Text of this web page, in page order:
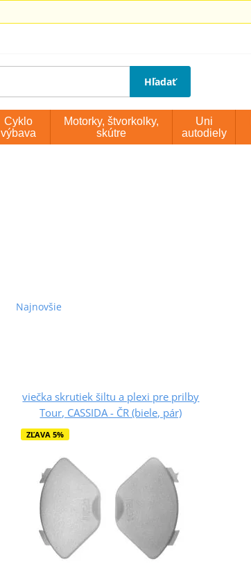
Hľadať
Cyklo
výbava
Motorky, štvorkolky,
skútre
Uni
autodiely
Najnovšie
viečka skrutiek šiltu a plexi pre prilby
Tour, CASSIDA - ČR (biele, pár)
ZĽAVA 5%